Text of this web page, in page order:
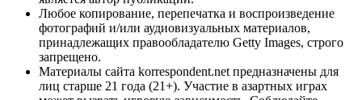
Любое копирование, перепечатка и воспроизведение
фотографий и/или аудиовизуальных материалов,
принадлежащих правообладателю Getty Images, строго
запрещено.
Материалы сайта korrespondent.net предназначены для
лиц старше 21 года (21+). Участие в азартных играх